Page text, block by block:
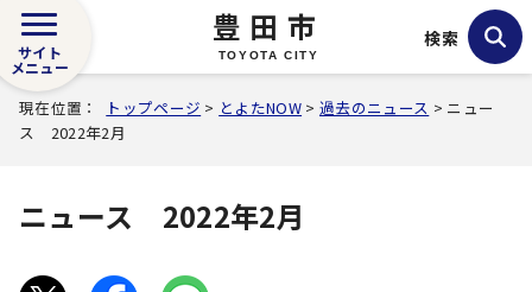
豊田市
TOYOTA CITY
サイト
メニュー
検索
現在位置： トップページ > とよたNOW >過去のニュース > ニュー
ス 2022年2月
ニュース 2022年2月